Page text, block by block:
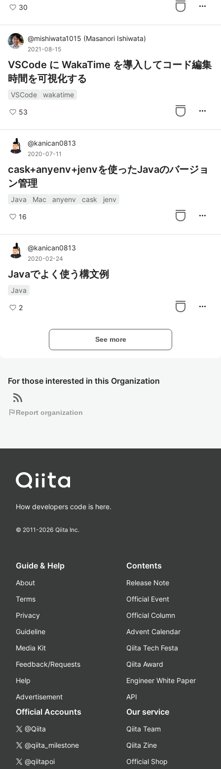
For those interested in this Organization
rss_feed
flagReport organization
30 more_horiz
@mishiwata1015 (Masanori Ishiwata)
2021-08-15
VSCode に WakaTime を導入してコード編集
時間を可視化する
VSCode wakatime
53 more_horiz
@kanican0813
2020-07-11
cask+anyenv+jenvを使ったJavaのバージョ
ン管理
Java Mac anyenv cask jenv
16 more_horiz
@kanican0813
2020-02-24
Javaでよく使う構文例
Java
2 more_horiz
See more
How developers code is here.
© 2011-2026 Qiita Inc.
Guide & Help
About
Terms
Privacy
Guideline
Media Kit
Feedback/Requests
Help
Advertisement
Contents
Release Note
Official Event
Official Column
Advent Calendar
Qiita Tech Festa
Qiita Award
Engineer White Paper
API
Official Accounts
@Qiita
@qiita_milestone
@qiitapoi
Our service
Qiita Team
Qiita Zine
Official Shop